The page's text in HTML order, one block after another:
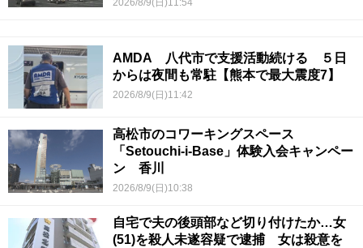
AMDA 八代市で支援活動続ける ５日
からは夜間も常駐【熊本で最大震度7】
2026/8/9(日)11:42
高松市のコワーキングスペース
「Setouchi-i-Base」体験入会キャンペー
ン 香川
2026/8/9(日)10:38
自宅で夫の後頭部など切り付けたか…女
(51)を殺人未遂容疑で逮捕 女は殺意を